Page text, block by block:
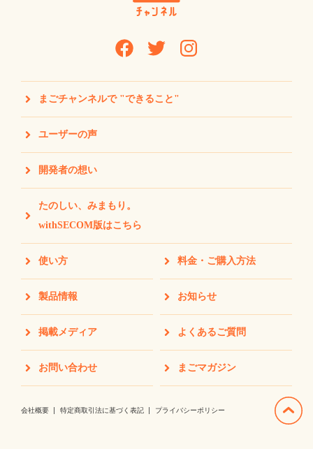
まごチャンネルで "できること"
ユーザーの声
開発者の想い
たのしい、みまもり。
withSECOM版はこちら
使い方 料金・ご購入方法
製品情報 お知らせ
掲載メディア よくあるご質問
お問い合わせ まごマガジン
会社概要 特定商取引法に基づく表記 プライバシーポリシー